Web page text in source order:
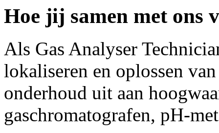
Hoe jij samen met ons
Als Gas Analyser
lokaliseren en oplossen
onderhoud uit aan
gaschromatografen, pH-